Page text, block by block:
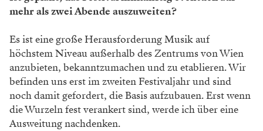
mehr als zwei Abende auszuweiten?
Es ist eine große Herausforderung Musik auf
höchstem Niveau außerhalb des Zentrums von Wien
anzubieten, bekanntzumachen und zu etablieren. Wir
befinden uns erst im zweiten Festivaljahr und sind
noch damit gefordert, die Basis aufzubauen. Erst wenn
die Wurzeln fest verankert sind, werde ich über eine
Ausweitung nachdenken.